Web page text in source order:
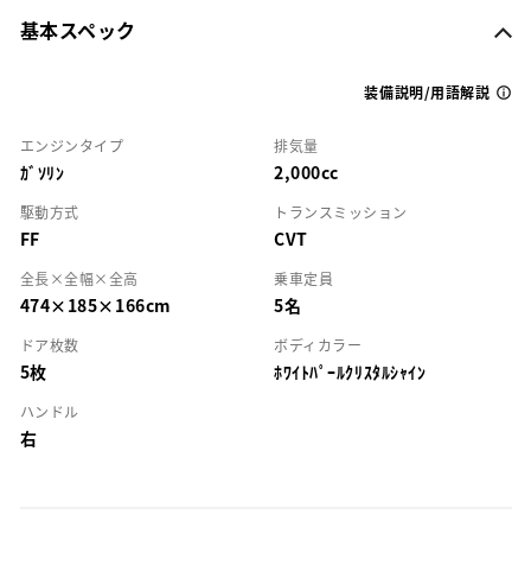
基本スペック
装備説明/用語解説
エンジンタイプ
ｶﾞｿﾘﾝ
排気量
2,000cc
駆動方式
FF
トランスミッション
CVT
全長×全幅×全高
474×185×166cm
乗車定員
5名
ドア枚数
5枚
ボディカラー
ﾎﾜｲﾄﾊﾟｰﾙｸﾘｽﾀﾙｼｬｲﾝ
ハンドル
右